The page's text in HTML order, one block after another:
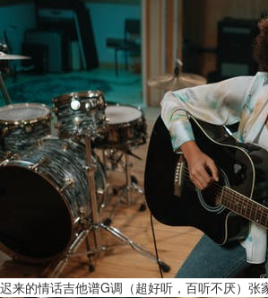
迟来的情话吉他谱G调（超好听，百听不厌）张